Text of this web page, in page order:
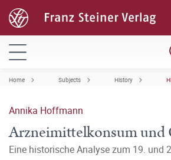
Home Subjects History
Annika Hoffmann
Arzneimittelkonsum und
Eine historische Analyse zum 19. und